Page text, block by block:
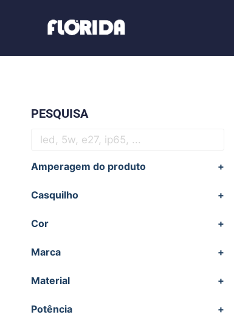
PESQUISA
Amperagem do produto +
Casquilho +
Cor +
Marca +
Material +
Potência +